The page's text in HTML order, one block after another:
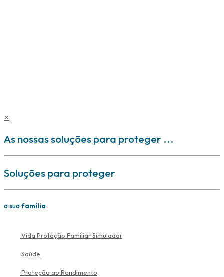
✕
As nossas soluções para proteger ...
Soluções para proteger
a suafamília
Vida Proteção FamiliarSimulador
Saúde
Proteção ao Rendimento